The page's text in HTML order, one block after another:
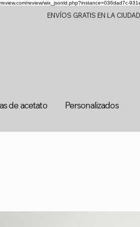
review/wix_jsonld.php?instance=036dad7c-
ENVÍOS GRATIS EN LA
de acetato Personalizados